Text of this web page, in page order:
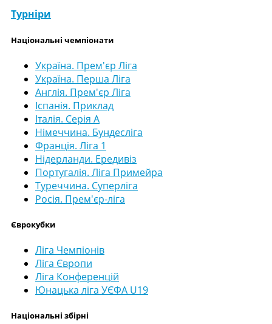
Турніри
Національні чемпіонати
Україна. Прем'єр Ліга
Україна. Перша Ліга
Англія. Прем'єр Ліга
Іспанія. Приклад
Італія. Серія А
Німеччина. Бундесліга
Франція. Ліга 1
Нідерланди. Ередивіз
Португалія. Ліга Примейра
Туреччина. Суперліга
Росія. Прем'єр-ліга
Єврокубки
Ліга Чемпіонів
Ліга Європи
Ліга Конференцій
Юнацька ліга УЄФА U19
Національні збірні